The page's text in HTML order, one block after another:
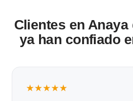
Clientes en Anaya
ya han confiado
★★★★★